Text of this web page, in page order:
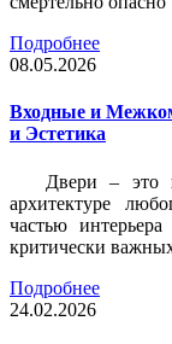
Подробнее
08.05.2026
Входные и
и Эстетика
Двери – это
архитектуре
частью
критически
Подробнее
24.02.2026